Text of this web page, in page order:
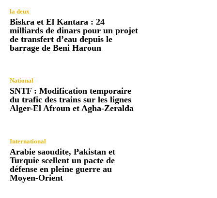
la deux
Biskra et El Kantara : 24
milliards de dinars pour un projet
de transfert d’eau depuis le
barrage de Beni Haroun
National
SNTF : Modification temporaire
du trafic des trains sur les lignes
Alger-El Afroun et Agha-Zeralda
International
Arabie saoudite, Pakistan et
Turquie scellent un pacte de
défense en pleine guerre au
Moyen-Orient